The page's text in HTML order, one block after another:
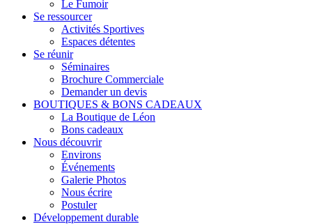
Le Fumoir
Se ressourcer
Activités Sportives
Espaces détentes
Se réunir
Séminaires
Brochure Commerciale
Demander un devis
BOUTIQUES & BONS CADEAUX
La Boutique de Léon
Bons cadeaux
Nous découvrir
Environs
Événements
Galerie Photos
Nous écrire
Postuler
Développement durable